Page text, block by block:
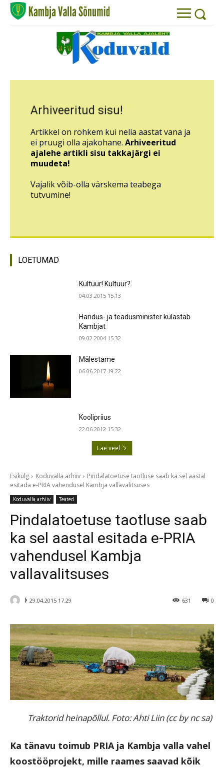
Arhiveeritud sisu!
Artikkel on rohkem kui nelia aastat vana ja
ei pruugi olla ajakohane. Arhiveeritud
ajalehe artikli sisu takkajärgi ei
muudeta!
Vajalik võib-olla värskema teabega
tutvumine!
LOETUMAD
Kultuur! Kultuur?
04.03.2015 15.13
Haridus- ja teadusminister külastab
Kambjat
09.02.2004 15.32
Mälestame
06.06.2017 19.22
Koolipriius
22.06.2012 15.32
Lae veel
Esikülg Koduvalla arhiiv
Pindalatoetuse taotluse saab ka sel aastal
esitada e-PRIA vahendusel Kambja vallavalitsuses
Koduvalla arhiiv Teated
Pindalatoetuse taotluse saab
ka sel aastal esitada e-PRIA
vahendusel Kambja
vallavalitsuses
ᚦ 0
29.04.2015 17.29 631
Traktorid heinapõllul. Foto: Ahti Liin (cc by nc sa)
Ka tänavu toimub PRIA ja Kambja valla vahel
koostööprojekt, mille raames saavad kõik